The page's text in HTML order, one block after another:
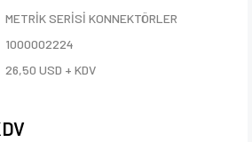
METRİK SERİSİ KONNEKTÖRLER
1000002224
26,50 USD + KDV